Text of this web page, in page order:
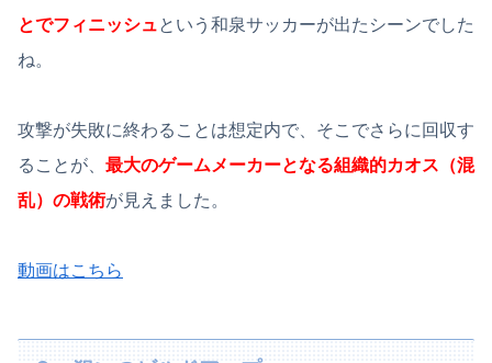
とでフィニッシュという和泉サッカーが出たシーンでした
ね。
攻撃が失敗に終わることは想定内で、そこでさらに回収す
ることが、 最大のゲームメーカーとなる組織的カオス（混
乱）の戦術が見えました。
動画はこちら